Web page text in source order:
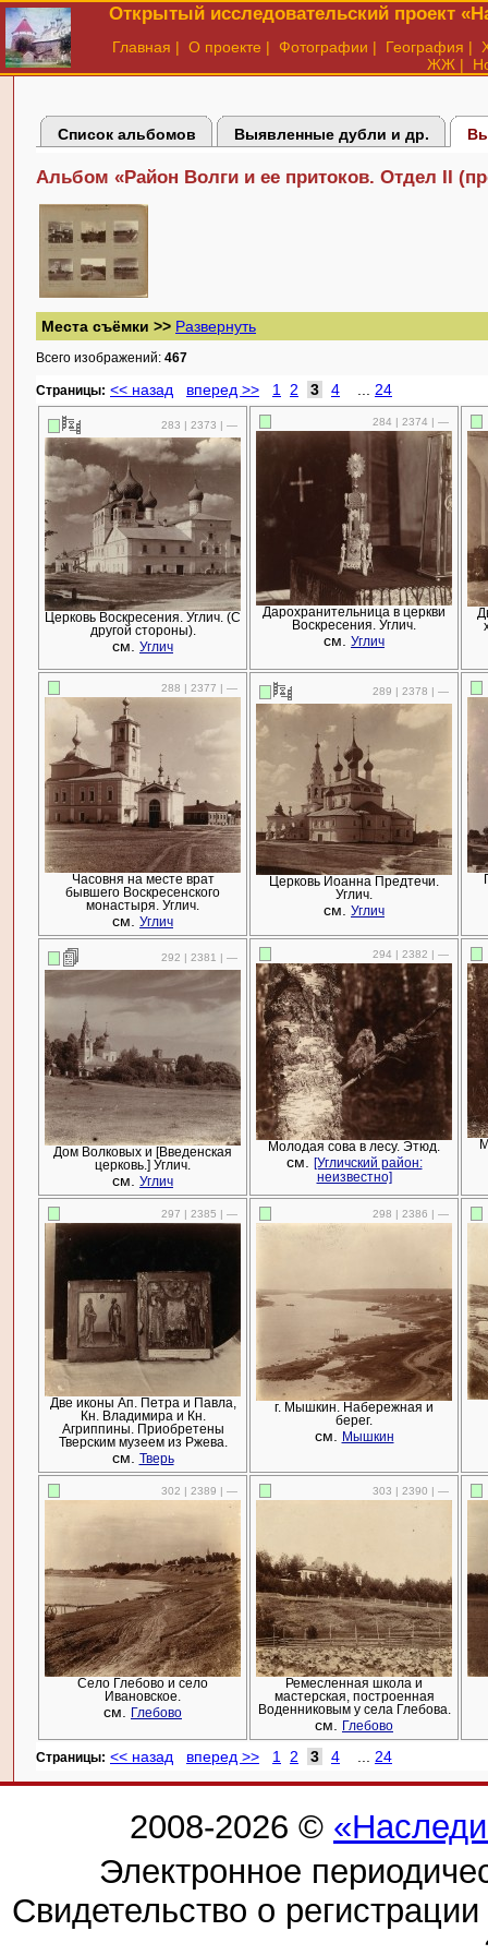
Открытый исследовательский проект
Главная | О проекте | Фотографии | География |
ЖЖ |
Список альбомов Выявленные дубли и др.
Альбом «Район Волги и ее притоков. Отдел II
Места съёмки >> Развернуть
Всего изображений: 467
Cтраницы: << назад вперед >> 1 2 3 4 24
283 | 2373 | —
Церковь Воскресения. Углич. (С
другой стороны).
см. Углич
284 | 2374 | —
Дарохранительница в церкви
Воскресения. Углич.
см. Углич
288 | 2377 | —
Часовня на месте врат
бывшего Воскресенского
монастыря. Углич.
см. Углич
289 | 2378 | —
Церковь Иоанна Предтечи.
Углич.
см. Углич
292 | 2381 | —
Дом Волковых и [Введенская
церковь.] Углич.
см. Углич
294 | 2382 | —
Молодая сова в лесу. Этюд.
см.
[Угличский район:
неизвестно]
297 | 2385 | —
Две иконы Ап. Петра и Павла,
Кн. Владимира и Кн.
Агриппины. Приобретены
Тверским музеем из Ржева.
см. Тверь
298 | 2386 | —
г. Мышкин. Набережная и
берег.
см. Мышкин
302 | 2389 | —
Село Глебово и село
Ивановское.
см. Глебово
303 | 2390 | —
Ремесленная школа и
мастерская, построенная
Воденниковым у села Глебова.
см. Глебово
Cтраницы: << назад вперед >> 1 2 3 4 24
2008-2026 ©
Электронное
Свидетельство о